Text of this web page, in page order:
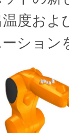
度お
ショ